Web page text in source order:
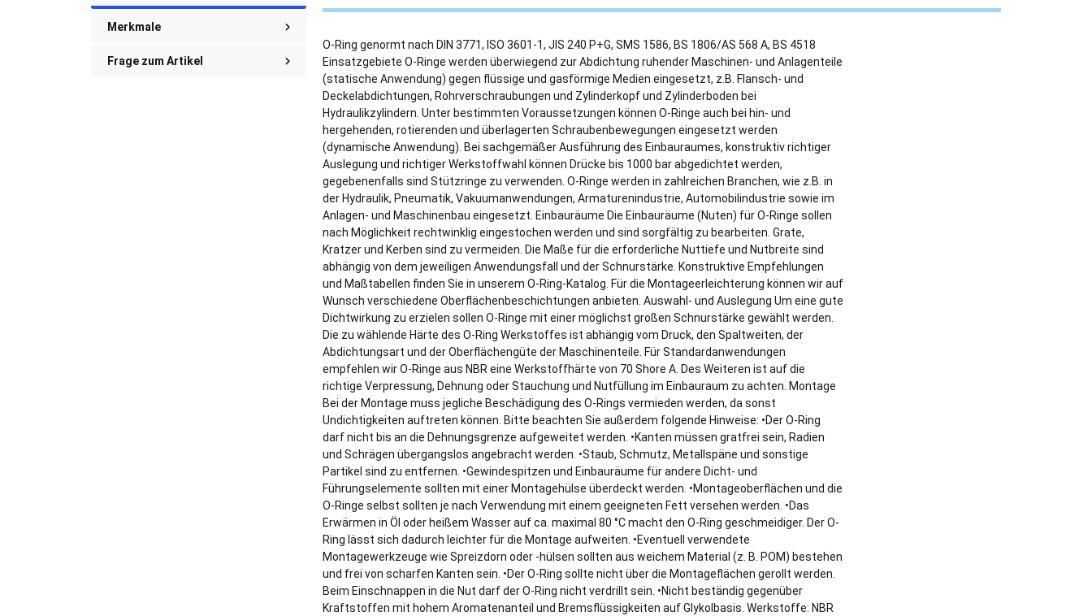
Merkmale
Frage zum Artikel
O-Ring genormt nach DIN 3771, ISO 3601-1, JIS 240 P+G, SMS 1586, BS 1806/AS 568 A, BS 4518
Einsatzgebiete O-Ringe werden überwiegend zur Abdichtung ruhender Maschinen- und Anlagenteile
(statische Anwendung) gegen flüssige und gasförmige Medien eingesetzt, z.B. Flansch- und
Deckelabdichtungen, Rohrverschraubungen und Zylinderkopf und Zylinderboden bei
Hydraulikzylindern. Unter bestimmten Voraussetzungen können O-Ringe auch bei hin- und
hergehenden, rotierenden und überlagerten Schraubenbewegungen eingesetzt werden
(dynamische Anwendung). Bei sachgemäßer Ausführung des Einbauraumes, konstruktiv richtiger
Auslegung und richtiger Werkstoffwahl können Drücke bis 1000 bar abgedichtet werden,
gegebenenfalls sind Stützringe zu verwenden. O-Ringe werden in zahlreichen Branchen, wie z.B. in
der Hydraulik, Pneumatik, Vakuumanwendungen, Armaturenindustrie, Automobilindustrie sowie im
Anlagen- und Maschinenbau eingesetzt. Einbauräume Die Einbauräume (Nuten) für O-Ringe sollen
nach Möglichkeit rechtwinklig eingestochen werden und sind sorgfältig zu bearbeiten. Grate,
Kratzer und Kerben sind zu vermeiden. Die Maße für die erforderliche Nuttiefe und Nutbreite sind
abhängig von dem jeweiligen Anwendungsfall und der Schnurstärke. Konstruktive Empfehlungen
und Maßtabellen finden Sie in unserem O-Ring-Katalog. Für die Montageerleichterung können wir auf
Wunsch verschiedene Oberflächenbeschichtungen anbieten. Auswahl- und Auslegung Um eine gute
Dichtwirkung zu erzielen sollen O-Ringe mit einer möglichst großen Schnurstärke gewählt werden.
Die zu wählende Härte des O-Ring Werkstoffes ist abhängig vom Druck, den Spaltweiten, der
Abdichtungsart und der Oberflächengüte der Maschinenteile. Für Standardanwendungen
empfehlen wir O-Ringe aus NBR eine Werkstoffhärte von 70 Shore A. Des Weiteren ist auf die
richtige Verpressung, Dehnung oder Stauchung und Nutfüllung im Einbauraum zu achten. Montage
Bei der Montage muss jegliche Beschädigung des O-Rings vermieden werden, da sonst
Undichtigkeiten auftreten können. Bitte beachten Sie außerdem folgende Hinweise: •Der O-Ring
darf nicht bis an die Dehnungsgrenze aufgeweitet werden. •Kanten müssen gratfrei sein, Radien
und Schrägen übergangslos angebracht werden. •Staub, Schmutz, Metallspäne und sonstige
Partikel sind zu entfernen. •Gewindespitzen und Einbauräume für andere Dicht- und
Führungselemente sollten mit einer Montagehülse überdeckt werden. •Montageoberflächen und die
O-Ringe selbst sollten je nach Verwendung mit einem geeigneten Fett versehen werden. •Das
Erwärmen in Öl oder heißem Wasser auf ca. maximal 80 °C macht den O-Ring geschmeidiger. Der O-
Ring lässt sich dadurch leichter für die Montage aufweiten. •Eventuell verwendete
Montagewerkzeuge wie Spreizdorn oder -hülsen sollten aus weichem Material (z. B. POM) bestehen
und frei von scharfen Kanten sein. •Der O-Ring sollte nicht über die Montageflächen gerollt werden.
Beim Einschnappen in die Nut darf der O-Ring nicht verdrillt sein. •Nicht beständig gegenüber
Kraftstoffen mit hohem Aromatenanteil und Bremsflüssigkeiten auf Glykolbasis. Werkstoffe: NBR